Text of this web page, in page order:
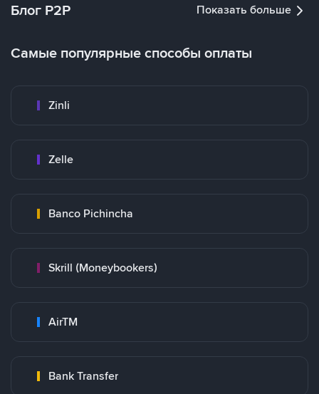
Блог P2P Показать больше
Самые популярные способы оплаты
Zinli
Zelle
Banco Pichincha
Skrill (Moneybookers)
AirTM
Bank Transfer